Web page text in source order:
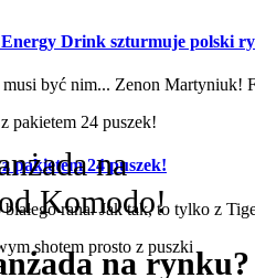
Drink szturmuje polski
być nim... Zenon Martyniuk!
pakietem 24 puszek!
rana. Jak tak, to tylko z
na